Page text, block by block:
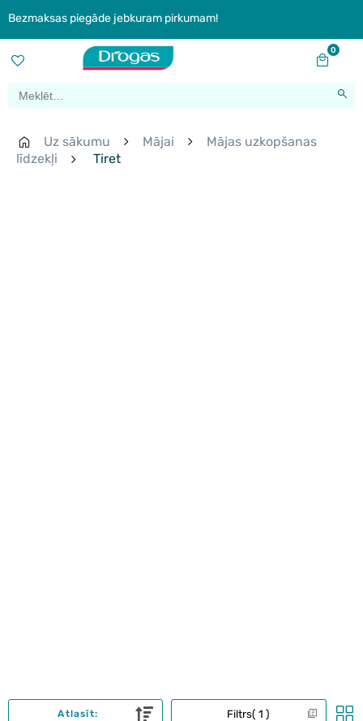
Bezmaksas piegāde jebkuram pirkumam!
0
Uz sākumu Mājai
Mājas uzkopšanas
līdzekļi
Tiret
Filtrs 1
Atlasīt: